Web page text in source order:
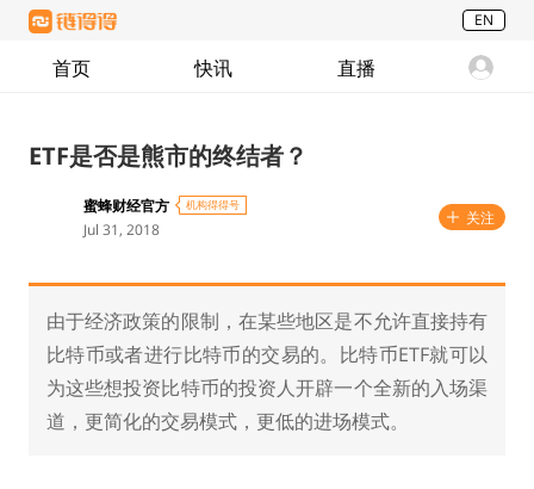
EN
首页 快讯 直播
ETF是否是熊市的终结者？
蜜蜂财经官方 机构得得号
Jul 31, 2018
关注
由于经济政策的限制，在某些地区是不允许直接持有
比特币或者进行比特币的交易的。比特币ETF就可以
为这些想投资比特币的投资人开辟一个全新的入场渠
道，更简化的交易模式，更低的进场模式。